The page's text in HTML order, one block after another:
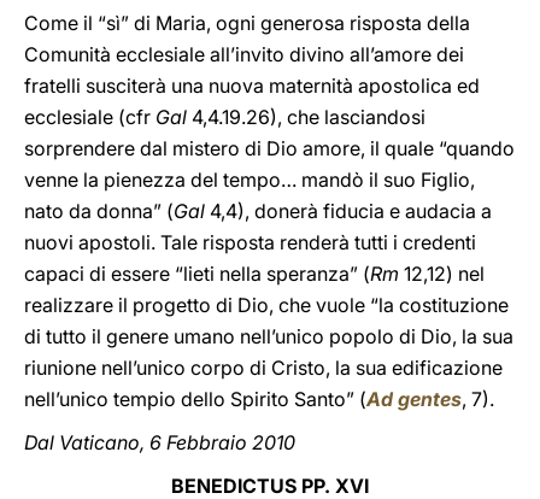
Come il “sì” di Maria, ogni generosa risposta della
Comunità ecclesiale all’invito divino all’amore dei
fratelli susciterà una nuova maternità apostolica ed
ecclesiale (cfr Gal 4,4.19.26), che lasciandosi
sorprendere dal mistero di Dio amore, il quale “quando
venne la pienezza del tempo… mandò il suo Figlio,
nato da donna” (Gal 4,4), donerà fiducia e audacia a
nuovi apostoli. Tale risposta renderà tutti i credenti
capaci di essere “lieti nella speranza” (Rm 12,12) nel
realizzare il progetto di Dio, che vuole “la costituzione
di tutto il genere umano nell’unico popolo di Dio, la sua
riunione nell’unico corpo di Cristo, la sua edificazione
nell’unico tempio dello Spirito Santo” (Ad gentes, 7).
Dal Vaticano, 6 Febbraio 2010
BENEDICTUS PP. XVI